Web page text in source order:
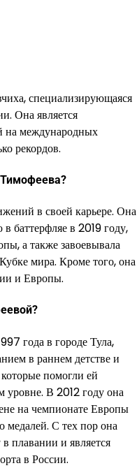
специализирующаяся
Она является
на международных
рекордов.
в своей карьере. Она
баттерфляе в 2019 году,
а также завоевывала
мира. Кроме того, она
и Европы.
года в городе Тула,
в раннем детстве и
помогли ей
уровне. В 2012 году она
на чемпионате Европы
медалей. С тех пор она
плавании и является
в России.